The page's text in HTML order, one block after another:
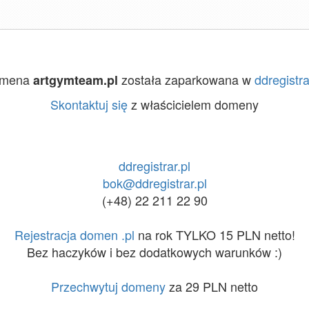
artgymteam.pl została zaparkowana w
Skontaktuj sięz właścicielem domeny
ddregistrar.pl
bok@ddregistrar.pl
(+48) 22 211 22 90
Rejestracja domen .pl na rok TYLKO 15 PLN netto!
Bez haczyków i bez dodatkowych warunków :)
Przechwytuj domenyza 29 PLN netto